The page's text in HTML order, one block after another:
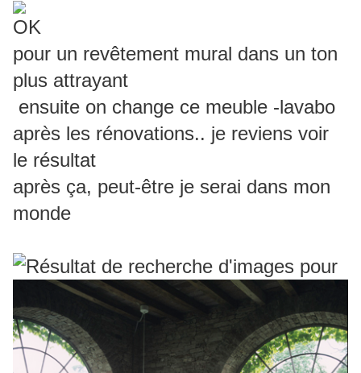
OK
pour un revêtement mural dans un ton
plus attrayant
ensuite on change ce meuble -lavabo
après les rénovations.. je reviens voir
le résultat
après ça, peut-être je serai dans mon
monde